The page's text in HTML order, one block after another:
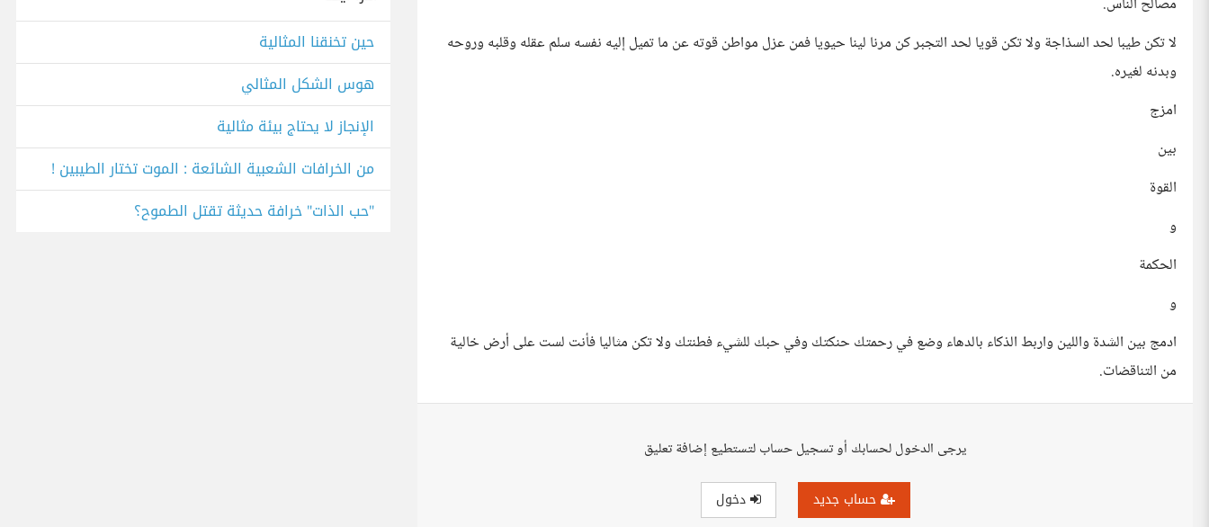
لا تكن طيبا لحد السذاجة ولا تكن قويا لحد التجبر كن مرنا لينا حيويا فمن عزل مواطن قوته عن ما تميل إليه نفسه سلم عقله وقلبه وروحه
وبدنه لغيره.
امزج
بين
القوة
و
الحكمة
و
ادمج بين الشدة واللين واربط الذكاء بالدهاء وضع في رحمتك حنكتك وفي حبك للشيء فطنتك ولا تكن مثاليا فأنت لست على أرض خالية
من التناقضات.
يرجى الدخول لحسابك أو تسجيل حساب لتستطيع إضافة تعليق
حساب جديد دخول
حين تخنقنا المثالية
هوس الشكل المثالي
الإنجاز لا يحتاج بيئة مثالية
من الخرافات الشعبية الشائعة : الموت تختار الطيبين !
"حب الذات" خرافة حديثة تقتل الطموح؟